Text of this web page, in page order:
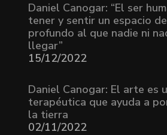
Daniel Canogar: “El ser
tener y sentir un espacio
profundo al que nadie ni
llegar”
15/12/2022
Daniel Canogar: El arte es
terapéutica que ayuda a
la tierra
02/11/2022